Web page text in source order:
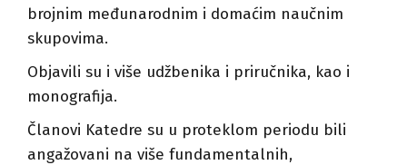
brojnim međunarodnim i domaćim naučnim
skupovima.
Objavili su i više udžbenika i priručnika, kao i
monografija.
Članovi Katedre su u proteklom periodu bili
angažovani na više fundamentalnih,